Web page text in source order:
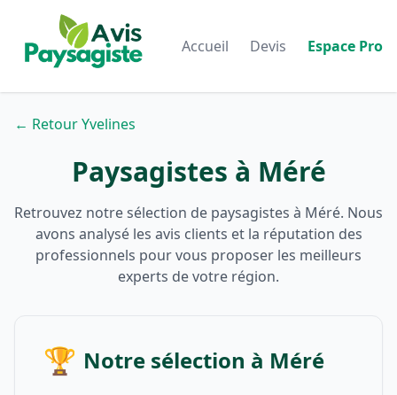
Accueil Devis Espace Pro
← Retour Yvelines
Paysagistes à Méré
Retrouvez notre sélection de paysagistes à Méré. Nous
avons analysé les avis clients et la réputation des
professionnels pour vous proposer les meilleurs
experts de votre région.
🏆 Notre sélection à Méré